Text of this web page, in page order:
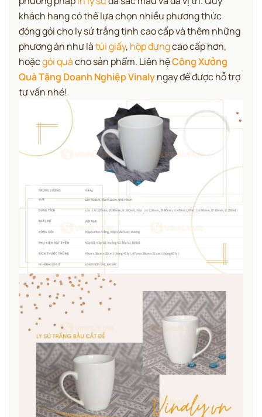
khách hang có thể lựa chọn nhiều phương thức
đóng gói cho ly sứ trắng tinh cao cấp và thêm những
phương án như làtúi giấy, hộp đựngcao cấp hơn,
hoặcgói quàcho sản phẩm. Liên hệCông Xưởng
Quà Tặng Doanh Nghiệp Vinalyngay để được hỗ trợ
tư vấn nhé!